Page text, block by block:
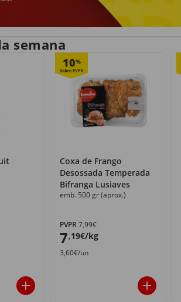
casa
dia
Recolha grátis
com o Click&Go
semana
10%
Coxa de Frango
Desossada Temperada
Bifranga Lusiaves
emb. 500 gr (aprox.)
PVPR7,99€
7,19€/kg
3,60€/un